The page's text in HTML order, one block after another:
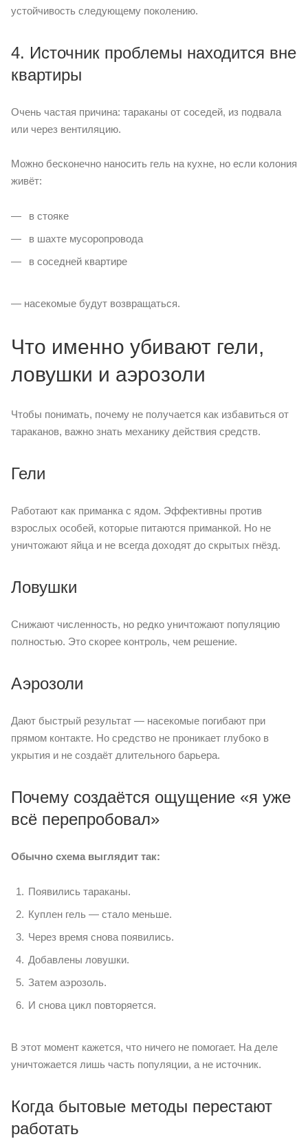
устойчивость следующему поколению.
4. Источник проблемы находится вне
квартиры
Очень частая причина: тараканы от соседей, из подвала
или через вентиляцию.
Можно бесконечно наносить гель на кухне, но если колония
живёт:
в стояке
в шахте мусоропровода
в соседней квартире
— насекомые будут возвращаться.
Что именно убивают гели,
ловушки и аэрозоли
Чтобы понимать, почему не получается как избавиться от
тараканов, важно знать механику действия средств.
Гели
Работают как приманка с ядом. Эффективны против
взрослых особей, которые питаются приманкой. Но не
уничтожают яйца и не всегда доходят до скрытых гнёзд.
Ловушки
Снижают численность, но редко уничтожают популяцию
полностью. Это скорее контроль, чем решение.
Аэрозоли
Дают быстрый результат — насекомые погибают при
прямом контакте. Но средство не проникает глубоко в
укрытия и не создаёт длительного барьера.
Почему создаётся ощущение «я уже
всё перепробовал»
Обычно схема выглядит так:
Появились тараканы.
Куплен гель — стало меньше.
Через время снова появились.
Добавлены ловушки.
Затем аэрозоль.
И снова цикл повторяется.
В этот момент кажется, что ничего не помогает. На деле
уничтожается лишь часть популяции, а не источник.
Когда бытовые методы перестают
работать